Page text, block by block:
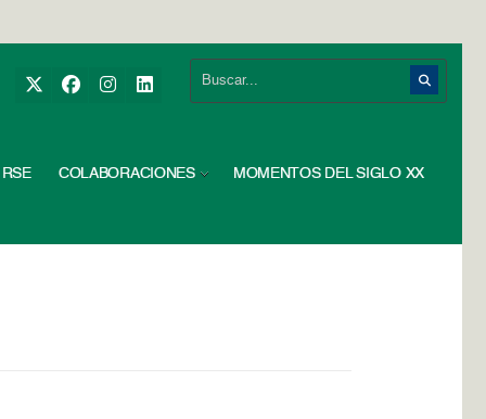
RSE COLABORACIONES MOMENTOS DEL SIGLO XX